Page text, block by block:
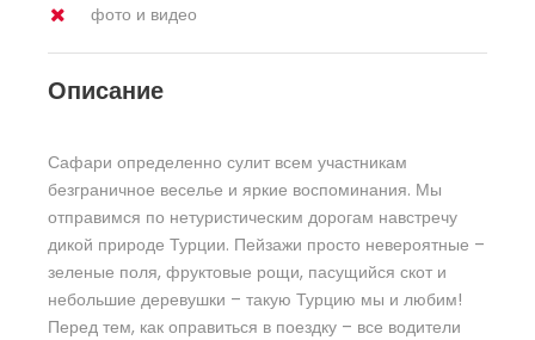
фото и видео
Описание
Сафари определенно сулит всем участникам
безграничное веселье и яркие воспоминания. Мы
отправимся по нетуристическим дорогам навстречу
дикой природе Турции. Пейзажи просто невероятные –
зеленые поля, фруктовые рощи, пасущийся скот и
небольшие деревушки – такую Турцию мы и любим!
Перед тем, как оправиться в поездку – все водители